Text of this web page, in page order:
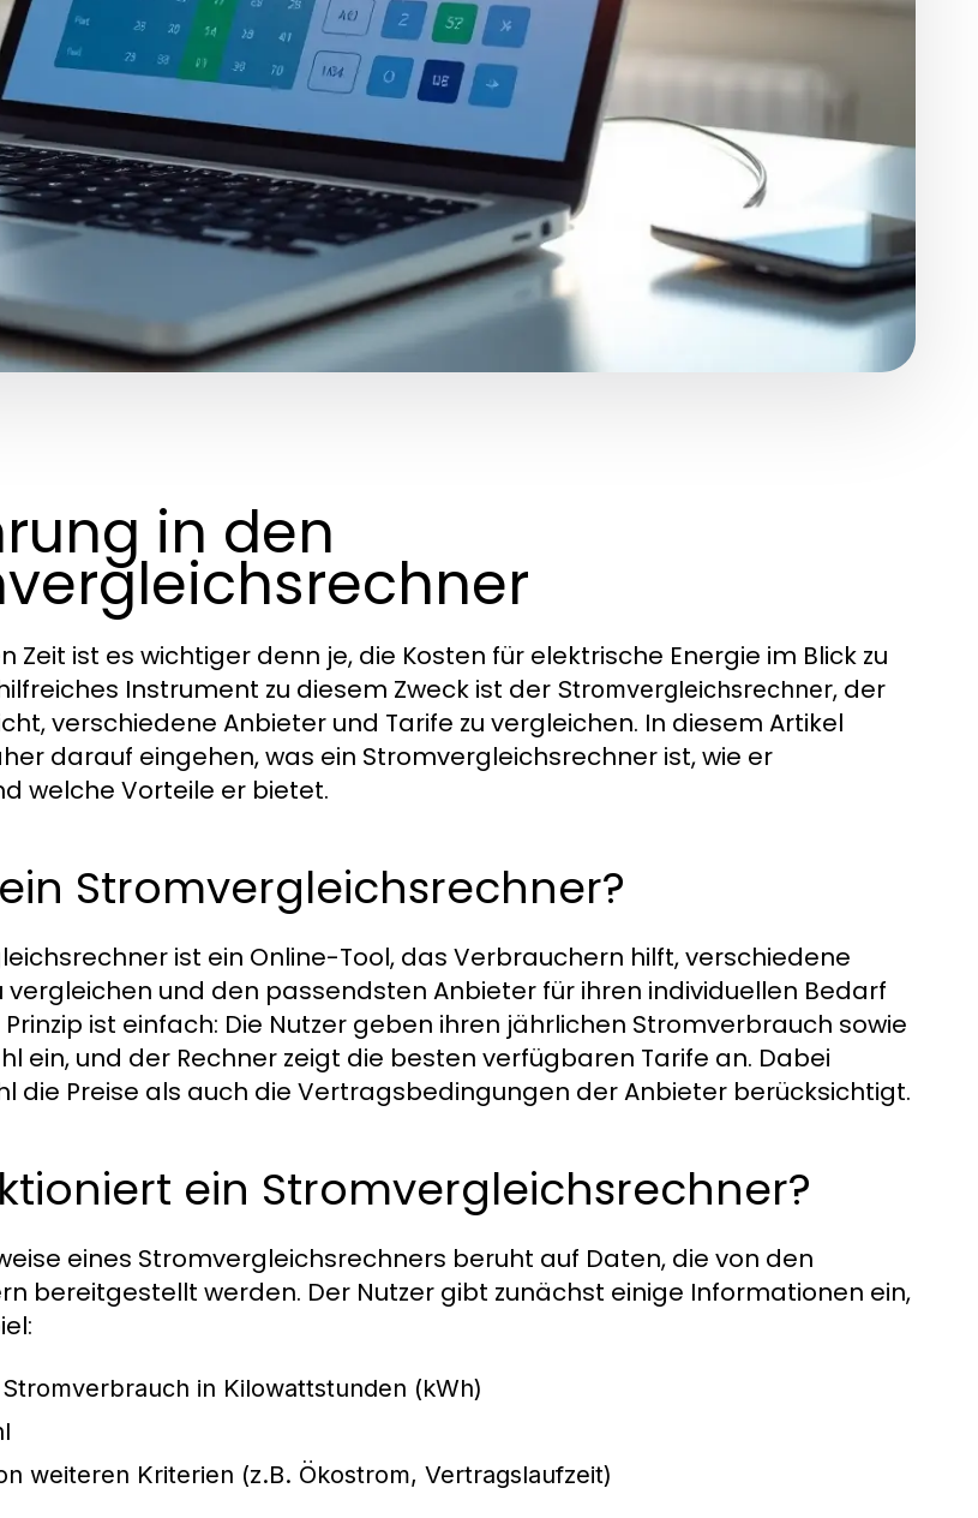
in den
Zeit ist es wichtiger denn je, die Kosten für elektrische Energie im Blick zu
Instrument zu diesem Zweck ist der Stromvergleichsrechner, der
verschiedene Anbieter und Tarife zu vergleichen. In diesem Artikel
darauf eingehen, was ein Stromvergleichsrechner ist, wie er
welche Vorteile er bietet.
Stromvergleichsrechner?
ist ein Online-Tool, das Verbrauchern hilft, verschiedene
vergleichen und den passendsten Anbieter für ihren individuellen Bedarf
Prinzip ist einfach: Die Nutzer geben ihren jährlichen Stromverbrauch sowie
ein, und der Rechner zeigt die besten verfügbaren Tarife an. Dabei
die Preise als auch die Vertragsbedingungen der Anbieter berücksichtigt.
ein Stromvergleichsrechner?
eines Stromvergleichsrechners beruht auf Daten, die von den
bereitgestellt werden. Der Nutzer gibt zunächst einige Informationen ein,
in Kilowattstunden (kWh)
weiteren Kriterien (z.B. Ökostrom, Vertragslaufzeit)